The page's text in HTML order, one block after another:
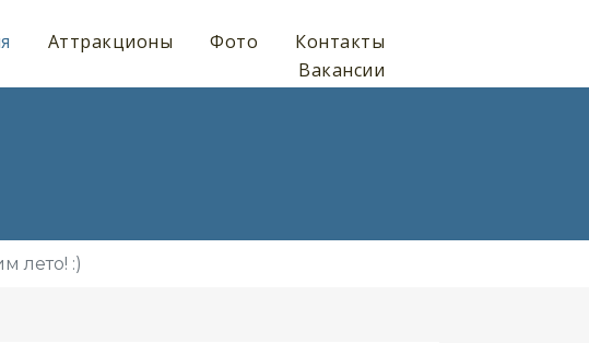
Аттракционы Фото
Контакты
Вакансии
лето! :)